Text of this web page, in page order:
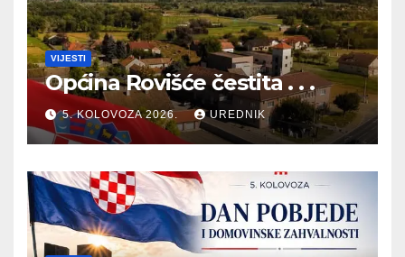
VIJESTI
Općina Rovišće čestita . . .
5. KOLOVOZA 2026. UREDNIK